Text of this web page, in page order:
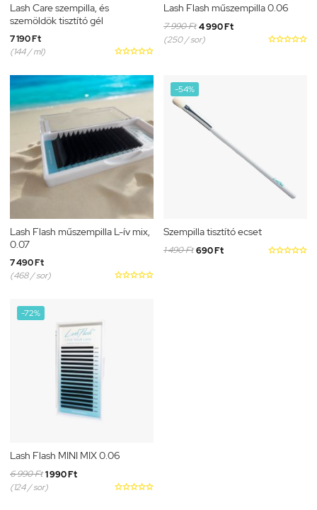
Lash Care szempilla, és
szemöldök tisztító gél

7 190 Ft
(144 / ml)
Lash Flash műszempilla 0.06

7 990 Ft 4 990 Ft
(250 / sor)
Lash Flash műszempilla L-ív mix,
0.07

7 490 Ft
(468 / sor)
-54%
Szempilla tisztító ecset

1 490 Ft 690 Ft
-72%
Lash Flash MINI MIX 0.06

6 990 Ft 1 990 Ft
(124 / sor)